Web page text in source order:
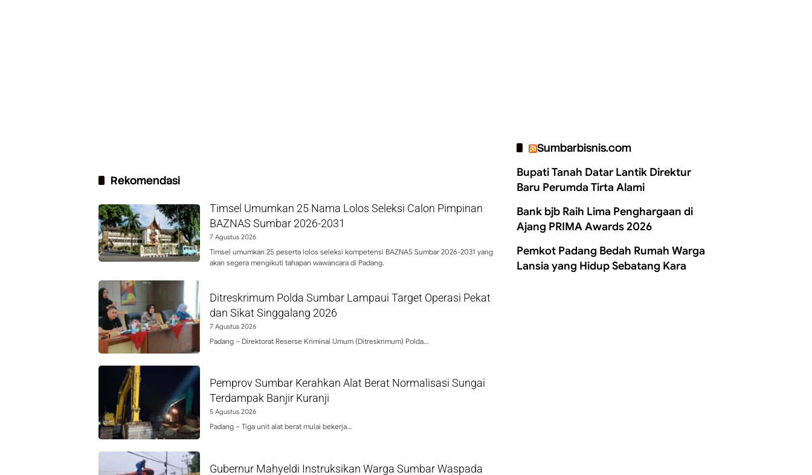
Rekomendasi
Timsel Umumkan 25 Nama Lolos Seleksi Calon Pimpinan
BAZNAS Sumbar 2026-2031
7 Agustus 2026
Timsel umumkan 25 peserta lolos seleksi kompetensi BAZNAS Sumbar 2026-2031 yang
akan segera mengikuti tahapan wawancara di Padang.
Ditreskrimum Polda Sumbar Lampaui Target Operasi Pekat
dan Sikat Singgalang 2026
7 Agustus 2026
Padang – Direktorat Reserse Kriminal Umum (Ditreskrimum) Polda…
Pemprov Sumbar Kerahkan Alat Berat Normalisasi Sungai
Terdampak Banjir Kuranji
5 Agustus 2026
Padang – Tiga unit alat berat mulai bekerja…
Gubernur Mahyeldi Instruksikan Warga Sumbar Waspada
Sumbarbisnis.com
Bupati Tanah Datar Lantik Direktur
Baru Perumda Tirta Alami
Bank bjb Raih Lima Penghargaan di
Ajang PRIMA Awards 2026
Pemkot Padang Bedah Rumah Warga
Lansia yang Hidup Sebatang Kara